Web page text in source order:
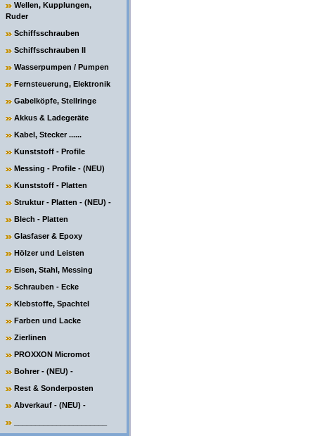
Wellen, Kupplungen,
Ruder
Schiffsschrauben
Schiffsschrauben II
Wasserpumpen / Pumpen
Fernsteuerung, Elektronik
Gabelköpfe, Stellringe
Akkus & Ladegeräte
Kabel, Stecker ......
Kunststoff - Profile
Messing - Profile - (NEU)
Kunststoff - Platten
Struktur - Platten - (NEU) -
Blech - Platten
Glasfaser & Epoxy
Hölzer und Leisten
Eisen, Stahl, Messing
Schrauben - Ecke
Klebstoffe, Spachtel
Farben und Lacke
Zierlinen
PROXXON Micromot
Bohrer - (NEU) -
Rest & Sonderposten
Abverkauf - (NEU) -